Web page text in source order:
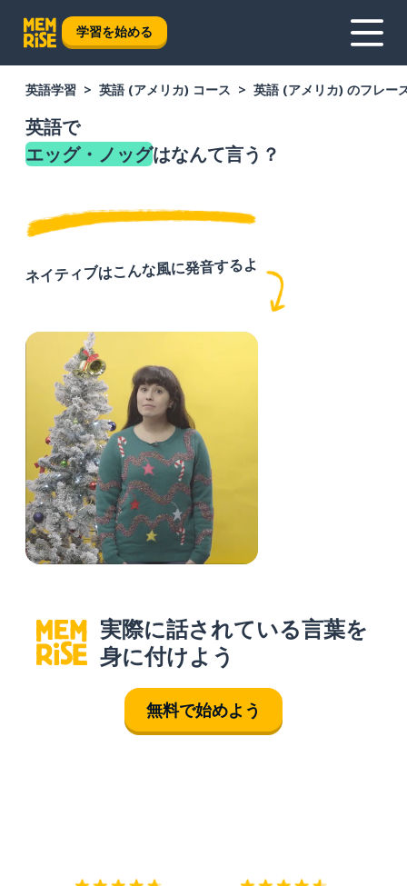
学習を始める
英語学習 英語 (アメリカ) コース 英語 (アメリカ) のフレー
英語で
エッグ・ノッグはなんて言う？
ネイティブはこんな風に発音するよ
実際に話されている言葉を
身に付けよう
無料で始めよう